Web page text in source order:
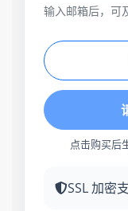
输入邮箱后，可
点击购买后
SSL 加密